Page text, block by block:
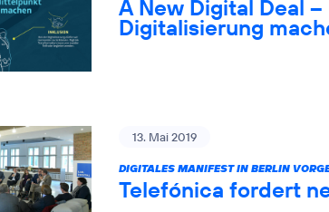
A New Digital Deal
Digitalisierung
13. Mai 2019
DIGITALES MANIFEST IN BERLIN
Telefónica fordert